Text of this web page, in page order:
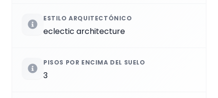
ESTILO ARQUITECTÓNICO
eclectic architecture
PISOS POR ENCIMA DEL SUELO
3